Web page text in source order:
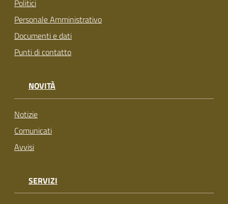
Politici
Personale Amministrativo
Documenti e dati
Punti di contatto
NOVITÀ
Notizie
Comunicati
Avvisi
SERVIZI